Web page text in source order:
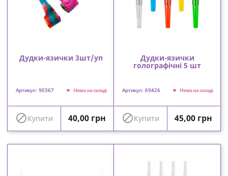
Дудки-язички 3шт/уп
Артикул: 90367 Нема на складі
Купити Ціна
40,00 грн
Дудки-язички
голографічні 5 шт
Артикул: 69426 Нема на складі
Купити Ціна
45,00 грн